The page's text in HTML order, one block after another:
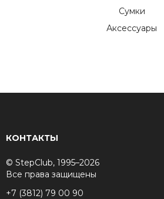
Сумки
Аксессуары
КОНТАКТЫ
© StepClub, 1995–2026
Все права защищены
+7 (3812) 79 00 90